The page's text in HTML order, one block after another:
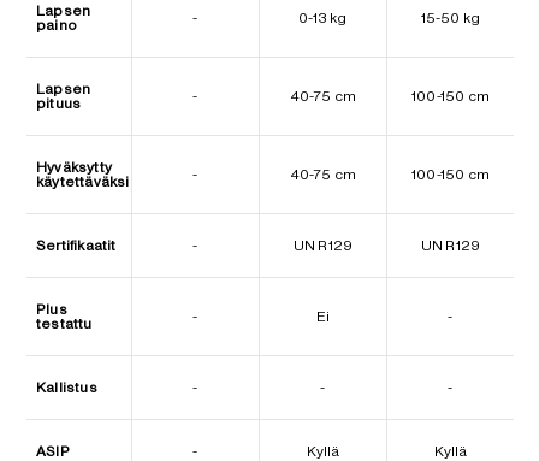
Lapsen
paino
- 0-13 kg 15-50 kg
Lapsen
pituus
- 40-75 cm 100-150 cm
Hyväksytty
käytettäväksi
- 40-75 cm 100-150 cm
Sertifikaatit - UN R129 UN R129
Plus
testattu
- Ei -
Kallistus - - -
ASIP - Kyllä Kyllä